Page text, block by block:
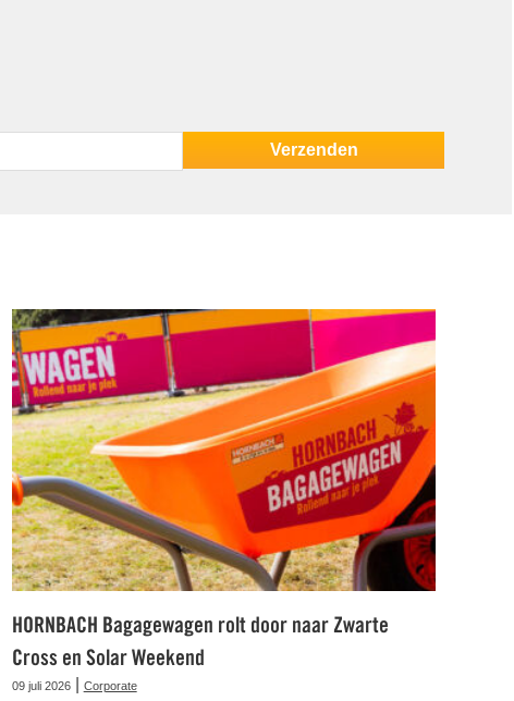
HORNBACH Bagagewagen rolt door naar Zwarte
Cross en Solar Weekend
09 juli 2026| Corporate